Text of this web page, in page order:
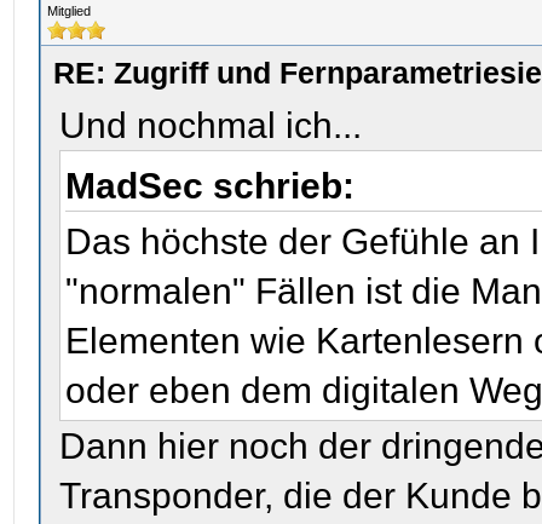
Mitglied
RE: Zugriff und
Und nochmal ich...
MadSec schrieb:
Das höchste der Gefühle an
"normalen" Fällen ist die
Elementen wie Kartenlesern
oder eben dem digitalen
Dann hier noch der
Transponder, die der Kunde